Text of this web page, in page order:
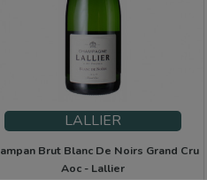
LALLIER
Brut Blanc De Noirs Grand Cru
Aoc - Lallier